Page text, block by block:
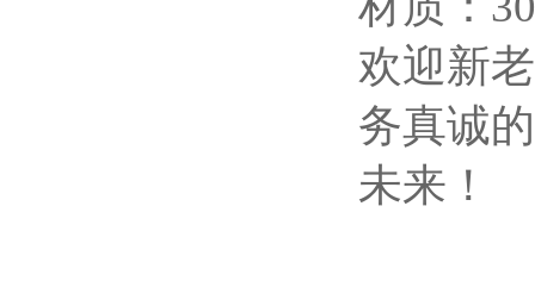
欢迎新
务真诚
未来！